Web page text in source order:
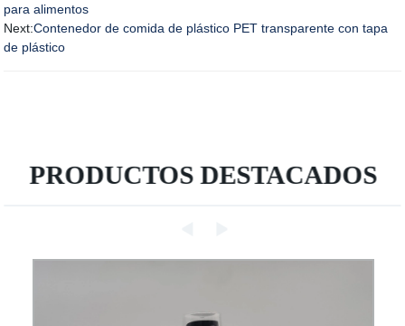
para alimentos
Next:Contenedor de comida de plástico PET transparente con tapa
de plástico
PRODUCTOS DESTACADOS